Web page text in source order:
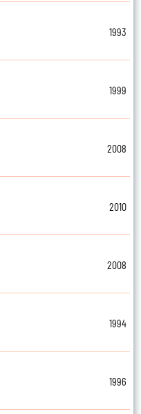
1993
1999
2008
2010
2008
1994
1996